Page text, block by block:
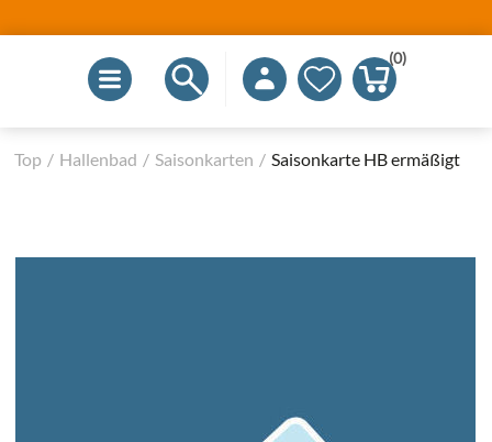
(0)
Top / Hallenbad / Saisonkarten / Saisonkarte HB ermäßigt